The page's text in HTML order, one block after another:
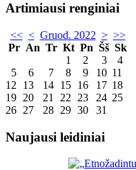
Artimiausi renginiai
<< < Gruod. 2022 > >>
Pr An Tr Kt Pn Šš Sk
1
2 3
4
5
6 7 8 9 10 11
12
13 14 15 16 17 18
19 20 21 22 23 24 25
26 27 28 29 30 31
Naujausi leidiniai